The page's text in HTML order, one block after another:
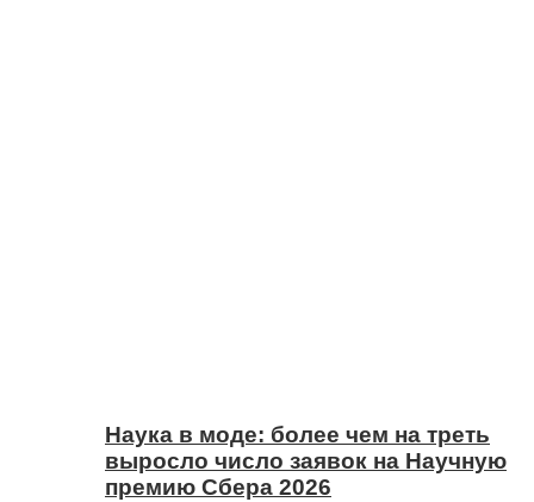
Наука в моде: более чем на треть
выросло число заявок на Научную
премию Сбера 2026